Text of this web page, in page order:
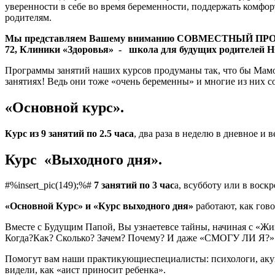
уверенности в себе во время беременности, поддержать
родителям.
Мы представляем Вашему вниманию СОВМЕСТНЫЙ
72, Клиники «Здоровья» - школа для будущих
Программы занятий наших курсов продуманы так, что бы
занятиях! Ведь они тоже «очень беременны» и многие из них
«Основной курс».
Курс из 9 занятий по 2.5 часа, два раза в неделю в дневное и
Курс «Выходного дня».
#%insert_pic(149);%# 7 занятий по 3 часа, всубботу или в
«Основной Курс» и «Курс выходного дня» работают, как
Вместе с Будущим Папой, Вы узнаетевсе тайны, начиная с
Когда?Как? Сколько? Зачем? Почему? И даже «СМОГУ ЛИ Я?»
Помогут вам наши практикующиеспециалисты: психологи,
видели, как «аист приносит ребенка».